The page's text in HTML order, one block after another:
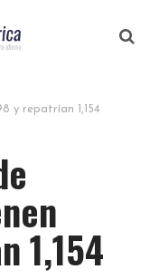
y repatrían 1,154
1,154